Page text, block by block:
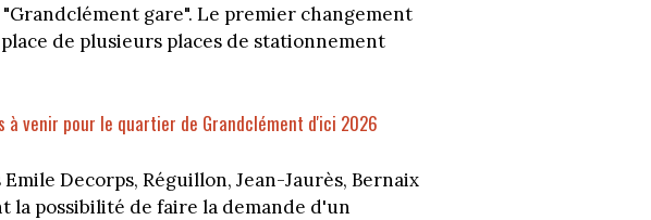
gare". Le premier changement
de plusieurs places de stationnement
à venir pour le quartier de Grandclément d'ici 2026
Decorps, Réguillon, Jean-Jaurès, Bernaix
la possibilité de faire la demande d'un